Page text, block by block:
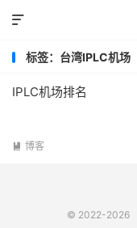

标签：台湾IPLC机场
IPLC机场排名
 博客
© 2022-2026